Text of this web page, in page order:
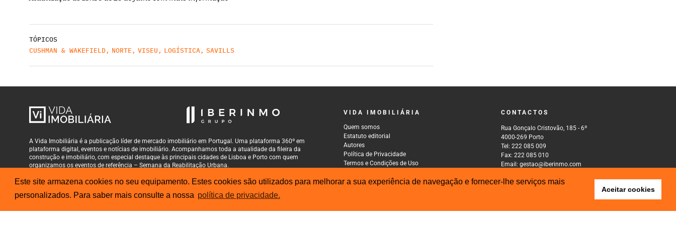
Este site armazena cookies no seu equipamento. Estes cookies são utilizados para melhorar a sua experiência de navegação e fornecer-lhe serviços mais
personalizados. Para saber mais consulte a nossa política de privacidade.
Aceitar cookies
TÓPICOS
CUSHMAN & WAKEFIELD, NORTE , VISEU , LOGÍSTICA, SAVILLS
A Vida Imobiliária é a publicação líder de mercado imobiliário em Portugal. Uma plataforma 360º em
plataforma digital, eventos e notícias de imobiliário. Acompanhamos toda a atualidade da fileira da
construção e imobiliário, com especial destaque às principais cidades de Lisboa e Porto com quem
organizamos os eventos de referência – Semana da Reabilitação Urbana.
VIDA IMOBILIÁRIA
Quem somos
Estatuto editorial
Autores
Política de Privacidade
Termos e Condições de Uso
CONTACTOS
Rua Gonçalo Cristovão, 185 - 6º
4000-269 Porto
Tel: 222 085 009
Fax: 222 085 010
Email: gestao@iberinmo.com